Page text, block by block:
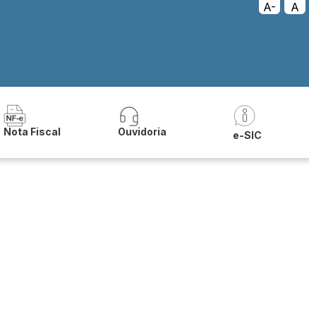
A- A
Nota Fiscal Ouvidoria e-SIC